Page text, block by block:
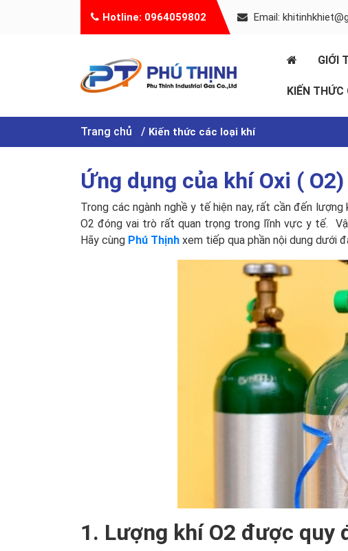
Hotline: 0964059802 Email:
GIỚI
KIẾN THỨC
Trang chủ Kiến thức các loại khí
Ứng dụng của khí Oxi (
Trong các ngành nghề y tế hiện nay, rất cần đến
O2 đóng vai trò rất quan trọng trong lĩnh vực y tế.
Hãy cùng Phú Thịnh xem tiếp qua phần nội dung dưới
1. Lượng khí O2 được quy